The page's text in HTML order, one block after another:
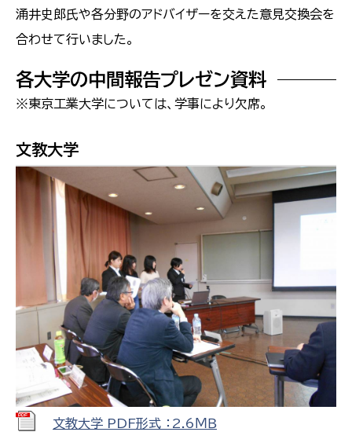
涌井史郎氏や各分野のアドバイザーを交えた意見交換会を
合わせて行いました。
各大学の中間報告プレゼン資料
※東京工業大学については、学事により欠席。
文教大学
文教大学 PDF形式 ：2.6ＭＢ